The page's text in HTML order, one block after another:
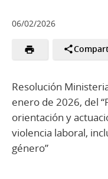
06/02/2026
Resolución
enero de 2026, del
orientación y
violencia laboral,
género”